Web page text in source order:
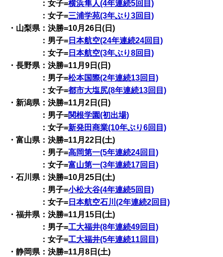
：女子=横浜隼人(4年連続5回目)
：女子=三浦学苑(3年ぶり3回目)
・山梨県：決勝=10月26日(日)
：男子= 日本航空(24年連続24回目)
：女子= 日本航空(3年ぶり8回目)
・長野県：決勝=11月9日(日)
：男子=松本国際(2年連続13回目)
：女子=都市大塩尻(8年連続13回目)
・新潟県：決勝=11月2日(日)
：男子=関根学園(初出場)
：女子=新発田商業(10年ぶり6回目)
・富山県：決勝=11月22日(土)
：男子=高岡第一(5年連続24回目)
：女子=富山第一(3年連続17回目)
・石川県：決勝=10月25日(土)
：男子=小松大谷(4年連続5回目)
：女子= 日本航空石川(2年連続2回目)
・福井県：決勝=11月15日(土)
：男子=工大福井(8年連続49回目)
：女子=工大福井(5年連続11回目)
・静岡県：決勝=11月8日(土)